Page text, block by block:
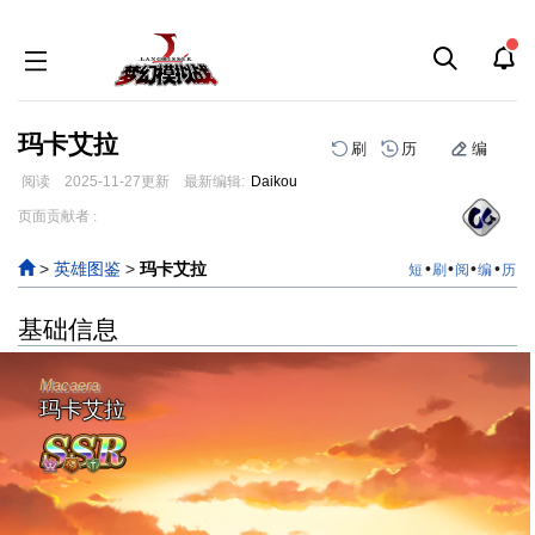
玛卡艾拉 刷 历 编
阅读 2025-11-27更新 最新编辑: Daikou
跳
导
航
跳
搜
索
页面贡献者 :
> 英雄图鉴 > 玛卡艾拉 短 •刷 •阅 •编•历
基础信息
Macaera
玛卡艾拉